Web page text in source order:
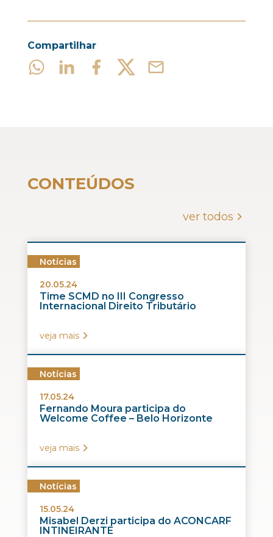
Compartilhar
CONTEÚDOS
ver todos
Notícias
20.05.24
Time SCMD no III Congresso
Internacional Direito Tributário
veja mais
Notícias
17.05.24
Fernando Moura participa do
Welcome Coffee – Belo Horizonte
veja mais
Notícias
15.05.24
Misabel Derzi participa do ACONCARF
INTINEIRANTE